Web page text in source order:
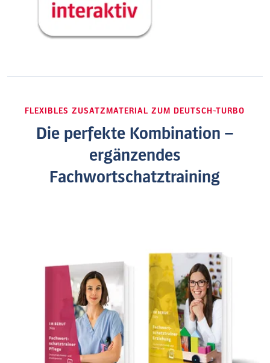
FLEXIBLES ZUSATZMATERIAL ZUM DEUTSCH-TURBO
Die perfekte Kombination –
ergänzendes
Fachwortschatztraining